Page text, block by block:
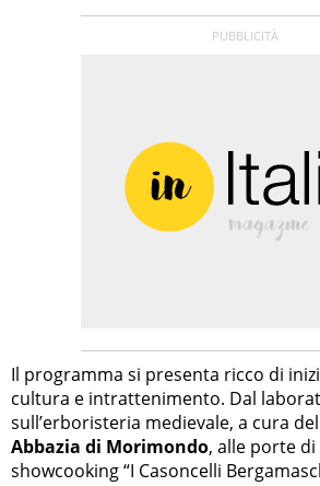
Il programma si presenta ricco di
cultura e intrattenimento. Dal
sull’erboristeria medievale, a cura
Abbazia di Morimondo, alle porte
showcooking “I Casoncelli